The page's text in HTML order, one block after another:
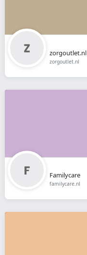
zorgoutlet.nl
zorgoutlet.nl
Familycare
familycare.nl